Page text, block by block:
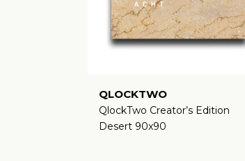
QLOCKTWO
QlockTwo Creator’s Edition
Desert 90x90